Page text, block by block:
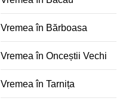
Vremea în Bărboasa
Vremea în Onceștii Vechi
Vremea în Tarnița